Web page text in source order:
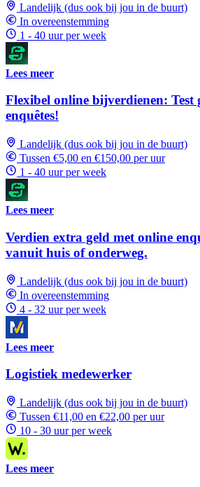
Landelijk (dus ook bij jou in de buurt)
In overeenstemming
1 - 40 uur per week
Lees meer
Flexibel online bijverdienen: Test
enquêtes!
Landelijk (dus ook bij jou in de buurt)
Tussen €5,00 en €150,00 per uur
1 - 40 uur per week
Lees meer
Verdien extra geld met online
vanuit huis of onderweg.
Landelijk (dus ook bij jou in de buurt)
In overeenstemming
4 - 32 uur per week
Lees meer
Logistiek medewerker
Landelijk (dus ook bij jou in de buurt)
Tussen €11,00 en €22,00 per uur
10 - 30 uur per week
Lees meer